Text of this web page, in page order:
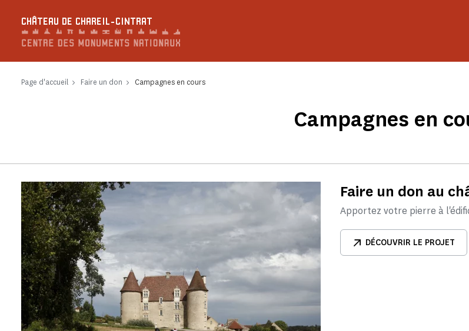
CHÂTEAU DE CHAREIL-CINTRAT
Page d'accueil Faire un don Campagnes en cours
Campagnes en
Faire un don au
Apportez votre pierre à
DÉCOUVRIR LE PROJET